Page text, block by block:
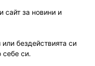
сайт за новини и
бездействията си
себе си.